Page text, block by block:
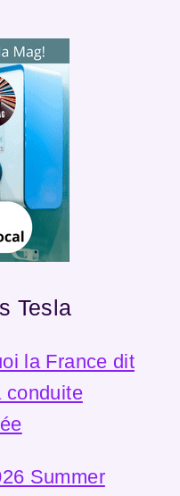
Tesla
la France dit
conduite
Summer